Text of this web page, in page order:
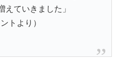
えていきました」
トより）